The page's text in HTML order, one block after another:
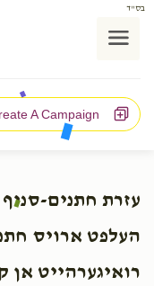
בס"ד
A Campaign
עזרת חתנים-
העלפט ארויס
רואיגערהייט אן